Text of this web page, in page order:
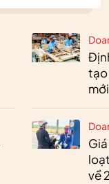
tạo
về